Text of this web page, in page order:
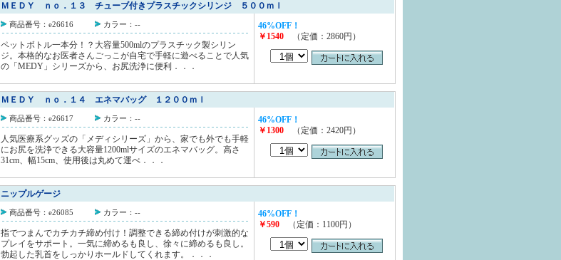
ＭＥＤＹ ｎｏ．１３ チューブ付きプラスチックシリンジ ５００ｍｌ
商品番号：e26616 カラー：--
ペットボトル一本分！？大容量500mlのプラスチック製シリン
ジ。本格的なお医者さんごっこが自宅で手軽に遊べることで人気
の「MEDY」シリーズから、お尻洗浄に便利．．．
46%OFF！
￥1540 （定価：2860円）
ＭＥＤＹ ｎｏ．１４ エネマバッグ １２００ｍｌ
商品番号：e26617 カラー：--
人気医療系グッズの「メディシリーズ」から、家でも外でも手軽
にお尻を洗浄できる大容量1200mlサイズのエネマバッグ。高さ
31cm、幅15cm、使用後は丸めて運べ．．．
46%OFF！
￥1300 （定価：2420円）
ニップルゲージ
商品番号：e26085 カラー：--
指でつまんでカチカチ締め付け！調整できる締め付けが刺激的な
プレイをサポート。一気に締めるも良し、徐々に締めるも良し。
勃起した乳首をしっかりホールドしてくれます。．．．
46%OFF！
￥590 （定価：1100円）